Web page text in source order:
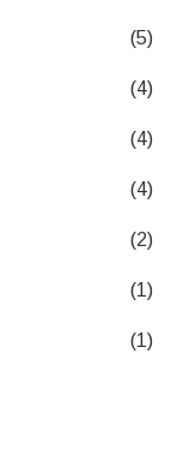
(5)
(4)
(4)
(4)
(2)
(1)
(1)